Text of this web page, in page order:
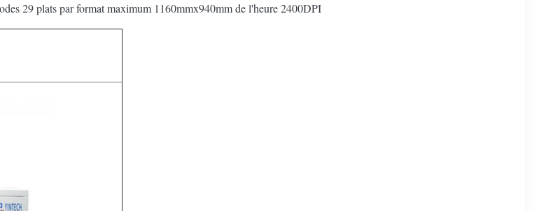
29 plats par format maximum 1160mmx940mm de l'heure 2400DPI